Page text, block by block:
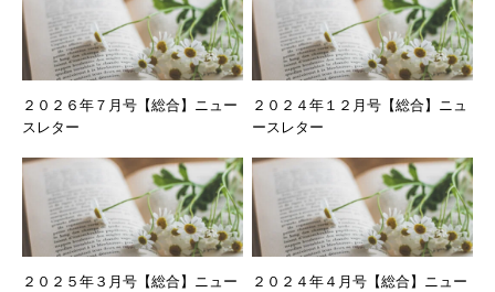
２０２６年７月号【総合】ニュー
スレター
２０２４年１２月号【総合】ニュ
ースレター
２０２５年３月号【総合】ニュー
２０２４年４月号【総合】ニュー